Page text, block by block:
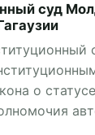
суд
о